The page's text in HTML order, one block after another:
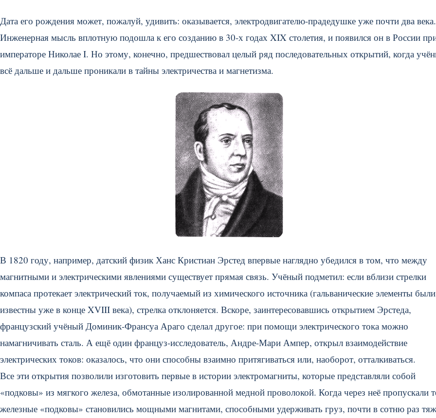
Дата его рождения может, пожалуй, удивить: оказывается, электродвигателю-прадедушке уже почти два века.
Инженерная мысль вплотную подошла к его созданию в 30-х годах XIX столетия, и появился он в России
императоре Николае I. Но этому, конечно, предшествовал целый ряд последовательных открытий, когда
всё дальше и дальше проникали в тайны электричества и магнетизма.
В 1820 году, например, датский физик Ханс Кристиан Эрстед впервые наглядно убедился в том, что между
магнитными и электрическими явлениями существует прямая связь. Учёный подметил: если вблизи стрелки
компаса протекает электрический ток, получаемый из химического источника (гальванические элементы были
известны уже в конце XVIII века), стрелка отклоняется. Вскоре, заинтересовавшись открытием Эрстеда,
французский учёный Доминик-Франсуа Араго сделал другое: при помощи электрического тока можно
намагничивать сталь. А ещё один француз-исследователь, Андре-Мари Ампер, открыл взаимодействие
электрических токов: оказалось, что они способны взаимно притягиваться или, наоборот, отталкиваться.
Все эти открытия позволили изготовить первые в истории электромагниты, которые представляли собой
«подковы» из мягкого железа, обмотанные изолированной медной проволокой. Когда через неё пропускали
железные «подковы» становились мощными магнитами, способными удерживать груз, почти в сотню раз